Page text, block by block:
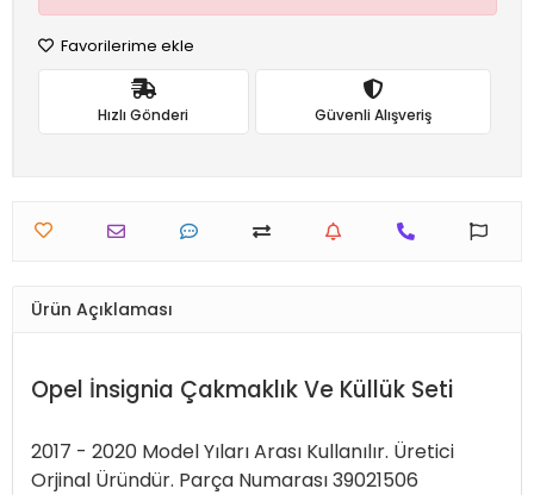
Favorilerime ekle
Hızlı Gönderi Güvenli Alışveriş
Ürün Açıklaması
Opel İnsignia Çakmaklık Ve Küllük Seti
2017 - 2020 Model Yıları Arası Kullanılır. Üretici
Orjinal Üründür. Parça Numarası 39021506